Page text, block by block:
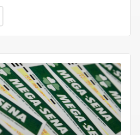
protetivas e os alarmantes
de gênero no Brasil.